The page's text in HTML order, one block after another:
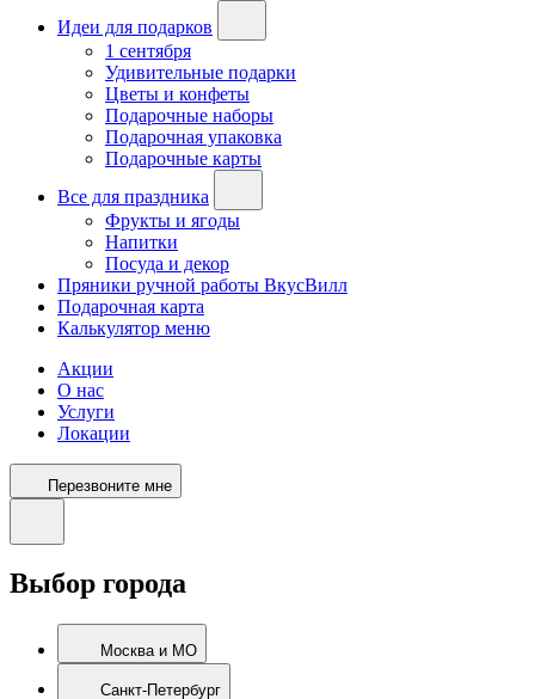
Идеи для подарков
1 сентября
Удивительные подарки
Цветы и конфеты
Подарочные наборы
Подарочная упаковка
Подарочные карты
Все для праздника
Фрукты и ягоды
Напитки
Посуда и декор
Пряники ручной работы ВкусВилл
Подарочная карта
Калькулятор меню
Акции
О нас
Услуги
Локации
Перезвоните мне
Выбор города
Москва и МО
Санкт-Петербург